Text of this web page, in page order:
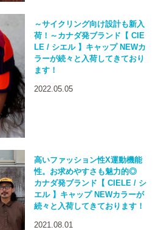
～サイクリング向け設計も新入
荷！～カナダ発ブランド【 CIE
LE / シエル 】キャップ NEWカ
ラーが続々と入荷してきており
ます！
2022.05.05
高いファッション性X運動機能
性。お求めやすさも魅力的◎
カナダ発ブランド【 CIELE / シ
エル 】キャップ NEWカラーが
続々と入荷してきております！
2021.08.01